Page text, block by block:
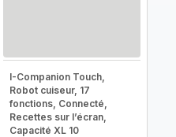
I-Companion Touch,
Robot cuiseur, 17
fonctions, Connecté,
Recettes sur l’écran,
Capacité XL 10